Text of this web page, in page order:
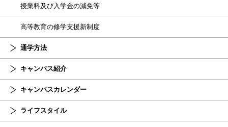
授業料及び入学金の減免等
高等教育の修学支援新制度
通学方法
キャンパス紹介
キャンパスカレンダー
ライフスタイル